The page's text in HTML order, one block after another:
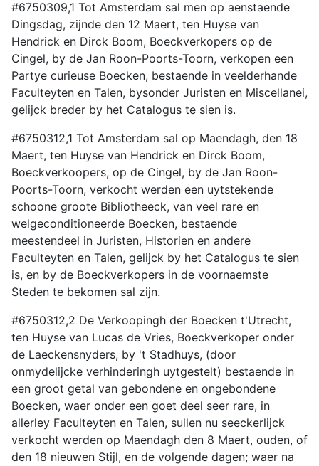
#6750309,1 Tot Amsterdam sal men op aenstaende
Dingsdag, zijnde den 12 Maert, ten Huyse van
Hendrick en Dirck Boom, Boeckverkopers op de
Cingel, by de Jan Roon-Poorts-Toorn, verkopen een
Partye curieuse Boecken, bestaende in veelderhande
Faculteyten en Talen, bysonder Juristen en Miscellanei,
gelijck breder by het Catalogus te sien is.
#6750312,1 Tot Amsterdam sal op Maendagh, den 18
Maert, ten Huyse van Hendrick en Dirck Boom,
Boeckverkoopers, op de Cingel, by de Jan Roon-
Poorts-Toorn, verkocht werden een uytstekende
schoone groote Bibliotheeck, van veel rare en
welgeconditioneerde Boecken, bestaende
meestendeel in Juristen, Historien en andere
Faculteyten en Talen, gelijck by het Catalogus te sien
is, en by de Boeckverkopers in de voornaemste
Steden te bekomen sal zijn.
#6750312,2 De Verkoopingh der Boecken t'Utrecht,
ten Huyse van Lucas de Vries, Boeckverkoper onder
de Laeckensnyders, by 't Stadhuys, (door
onmydelijcke verhinderingh uytgestelt) bestaende in
een groot getal van gebondene en ongebondene
Boecken, waer onder een goet deel seer rare, in
allerley Faculteyten en Talen, sullen nu seeckerlijck
verkocht werden op Maendagh den 8 Maert, ouden, of
den 18 nieuwen Stijl, en de volgende dagen; waer na